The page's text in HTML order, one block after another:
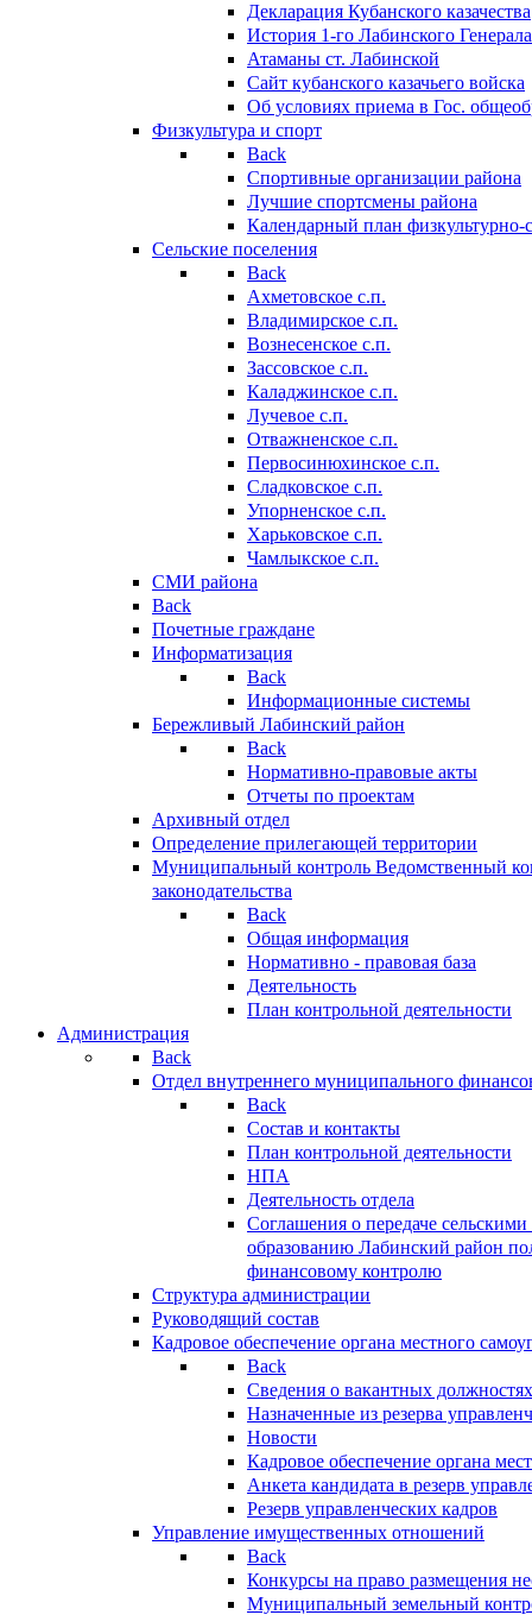
Декларация Кубанского казачества
История 1-го Лабинского
Атаманы ст. Лабинской
Cайт кубанского казачьего войска
Об условиях приема в Гос.
Физкультура и спорт
Back
Спортивные организации района
Лучшие спортсмены района
Календарный план
Сельские поселения
Back
Ахметовское с.п.
Владимирское с.п.
Вознесенское с.п.
Зассовское с.п.
Каладжинское с.п.
Лучевое с.п.
Отважненское с.п.
Первосинюхинское с.п.
Сладковское с.п.
Упорненское с.п.
Харьковское с.п.
Чамлыкское с.п.
СМИ района
Back
Почетные граждане
Информатизация
Back
Информационные системы
Бережливый Лабинский район
Back
Нормативно-правовые акты
Отчеты по проектам
Архивный отдел
Определение прилегающей территории
Муниципальный контроль Ведомственный
законодательства
Back
Общая информация
Нормативно - правовая база
Деятельность
План контрольной деятельности
Администрация
Back
Отдел внутреннего муниципального
Back
Состав и контакты
План контрольной деятельности
НПА
Деятельность отдела
Соглашения о передаче
образованию Лабинский район
финансовому контролю
Структура администрации
Руководящий состав
Кадровое обеспечение органа местного
Back
Сведения о вакантных
Назначенные из резерва
Новости
Кадровое обеспечение органа
Анкета кандидата в резерв
Резерв управленческих кадров
Управление имущественных отношений
Back
Конкурсы на право размещения
Муниципальный земельный